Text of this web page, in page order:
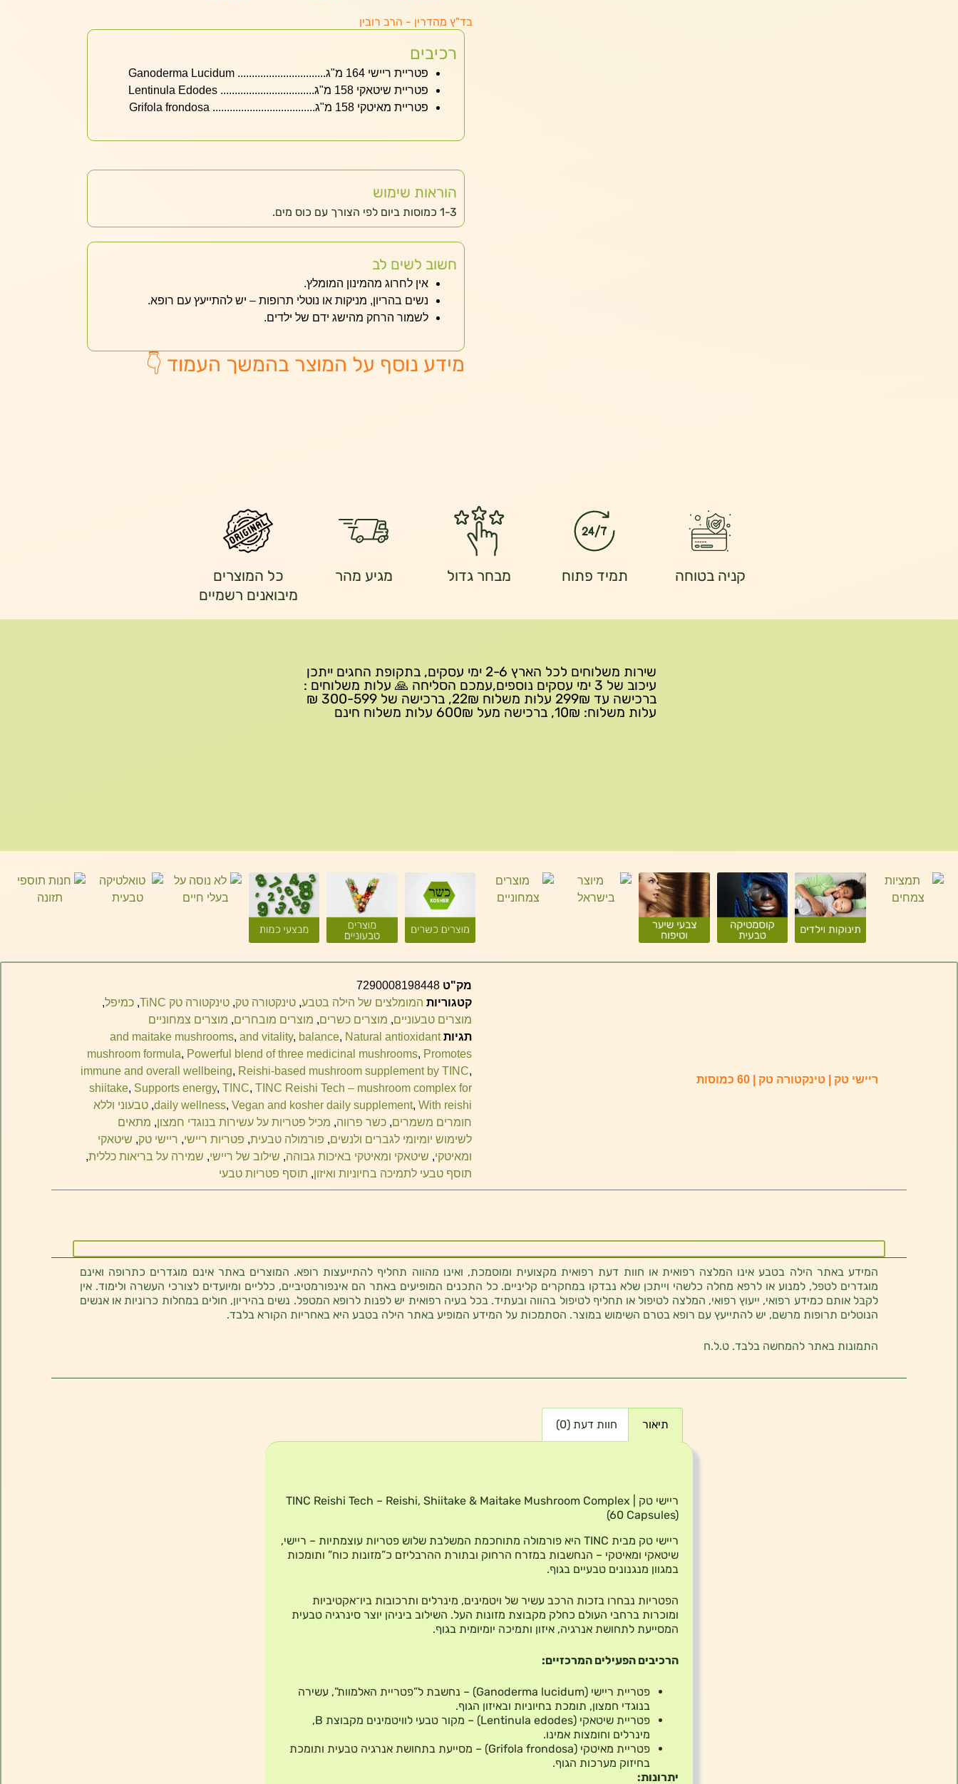
בד"ץ מהדרין - הרב רובין
רכיבים
פטריית ריישי 164 מ"ג............................... Ganoderma Lucidum
פטריית שיטאקי 158 מ"ג................................. Lentinula Edodes
פטריית מאיטקי 158 מ"ג.................................... Grifola frondosa
הוראות שימוש
1-3 כמוסות ביום לפי הצורך עם כוס מים.
חשוב לשים לב
אין לחרוג מהמינון המומלץ.
נשים בהריון, מניקות או נוטלי תרופות – יש להתייעץ עם רופא.
לשמור הרחק מהישג ידם של ילדים.
מידע נוסף על המוצר בהמשך העמוד 👇
קניה בטוחה תמיד פתוח מבחר גדול מגיע מהר
כל המוצרים
מיבואנים רשמיים
שירות משלוחים לכל הארץ 2-6 ימי עסקים, בתקופת החגים ייתכן
עיכוב של 3 ימי עסקים נוספים,עמכם הסליחה 🙏 עלות משלוחים :
ברכישה עד 299₪ עלות משלוח 22₪, ברכישה של 300-599 ₪
עלות משלוח: 10₪, ברכישה מעל 600₪ עלות משלוח חינם
ריישי טק | טינקטורה טק | 60 כמוסות
מק"ט 7290008198448
קטגוריות המומלצים של הילה בטבע, טינקטורה טק, טינקטורה טק TiNC , כמיפל,
מוצרים טבעוניים, מוצרים כשרים, מוצרים מובחרים, מוצרים צמחוניים
תגיות
and maitake mushrooms, and vitality, balance, Natural antioxidant
mushroom formula, Powerful blend of three medicinal mushrooms, Promotes
immune and overall wellbeing, Reishi-based mushroom supplement by TINC,
shiitake, Supports energy, TINC, TINC Reishi Tech – mushroom complex for
daily wellness, Vegan and kosher daily supplement, With reishi
, טבעוני וללא
חומרים משמרים, כשר פרווה, מכיל פטריות על עשירות בנוגדי חמצון, מתאים
לשימוש יומיומי לגברים ולנשים, פורמולה טבעית, פטריות ריישי, ריישי טק, שיטאקי
ומאיטקי, שיטאקי ומאיטקי באיכות גבוהה, שילוב של ריישי, שמירה על בריאות כללית,
תוסף טבעי לתמיכה בחיוניות ואיזון, תוסף פטריות טבעי
המידע באתר הילה בטבע אינו המלצה רפואית או חוות דעת רפואית מקצועית ומוסמכת, ואינו מהווה תחליף להתייעצות רופא. המוצרים באתר אינם מוגדרים כתרופה ואינם
מוגדרים לטפל, למנוע או לרפא מחלה כלשהי וייתכן שלא נבדקו במחקרים קליניים. כל התכנים המופיעים באתר הם אינפורמטיביים, כלליים ומיועדים לצורכי העשרה ולימוד. אין
לקבל אותם כמידע רפואי, ייעוץ רפואי, המלצה לטיפול או תחליף לטיפול בהווה ובעתיד. בכל בעיה רפואית יש לפנות לרופא המטפל. נשים בהיריון, חולים במחלות כרוניות או אנשים
הנוטלים תרופות מרשם, יש להתייעץ עם רופא בטרם השימוש במוצר. הסתמכות על המידע המופיע באתר הילה בטבע היא באחריות הקורא בלבד.
התמונות באתר להמחשה בלבד. ט.ל.ח
תיאור חוות דעת (0)
ריישי טק | TINC Reishi Tech – Reishi, Shiitake & Maitake Mushroom Complex
(60 Capsules)
ריישי טק מבית TINC היא פורמולה מתוחכמת המשלבת שלוש פטריות עוצמתיות – ריישי,
שיטאקי ומאיטקי – הנחשבות במזרח הרחוק ובתורת ההרבליזם כ”מזונות כוח” ותומכות
במגוון מנגנונים טבעיים בגוף.
הפטריות נבחרו בזכות הרכב עשיר של ויטמינים, מינרלים ותרכובות ביו־אקטיביות
ומוכרות ברחבי העולם כחלק מקבוצת מזונות העל. השילוב ביניהן יוצר סינרגיה טבעית
המסייעת לתחושת אנרגיה, איזון ותמיכה יומיומית בגוף.
הרכיבים הפעילים המרכזיים:
פטריית ריישי (Ganoderma lucidum) – נחשבת ל”פטריית האלמוות”, עשירה
בנוגדי חמצון, תומכת בחיוניות ובאיזון הגוף.
פטריית שיטאקי (Lentinula edodes) – מקור טבעי לוויטמינים מקבוצת B,
מינרלים וחומצות אמינו.
פטריית מאיטקי (Grifola frondosa) – מסייעת בתחושת אנרגיה טבעית ותומכת
בחיזוק מערכות הגוף.
יתרונות: